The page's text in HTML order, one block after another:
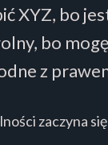
XYZ, bo
bo
z
zaczyna